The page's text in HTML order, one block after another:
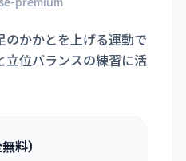
のかかとを上げる運動で
立位バランスの練習に活
料）